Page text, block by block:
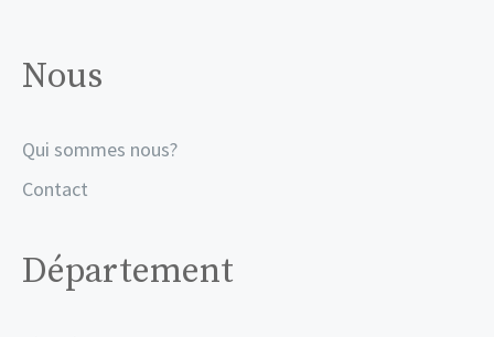
Nous
Qui sommes nous?
Contact
Département